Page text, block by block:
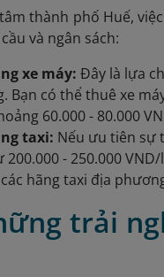
thành phố Huế,
và ngân sách:
xe máy:Đây là lựa
Bạn có thể thuê xe
60.000 - 80.000
taxi: Nếu ưu tiên sự
200.000 - 250.000
hãng taxi địa
trải